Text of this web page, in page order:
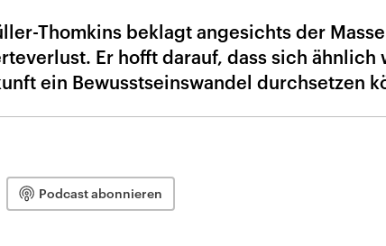
Thomkins beklagt angesichts der
Er hofft darauf, dass sich ähnlich
ein Bewusstseinswandel durchsetzen
Podcast abonnieren